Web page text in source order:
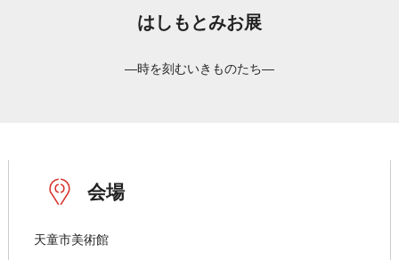
はしもとみお展
―時を刻むいきものたち―
会場
天童市美術館